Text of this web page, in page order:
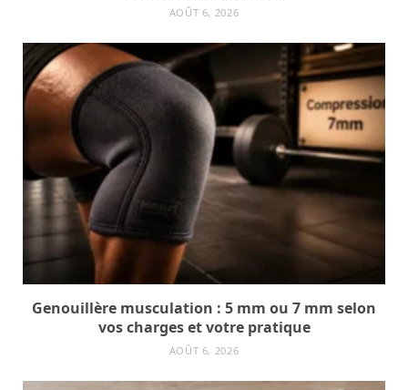
AOÛT 6, 2026
Genouillère musculation : 5 mm ou 7 mm selon
vos charges et votre pratique
AOÛT 6, 2026